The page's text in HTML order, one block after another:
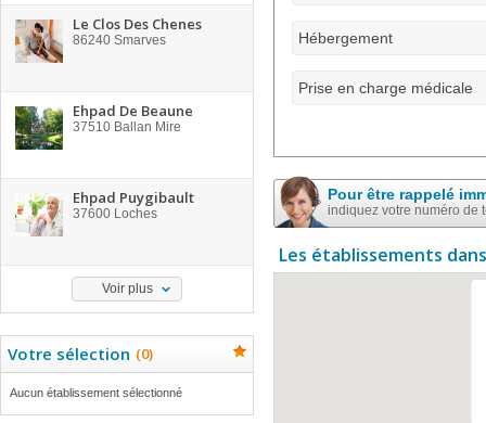
Le Clos Des Chenes
86240 Smarves
Ehpad De Beaune
37510 Ballan Mire
Ehpad Puygibault
37600 Loches
Voir plus
Votre sélection (0)
Aucun établissement sélectionné
Hébergement
Prise en charge médicale
Pour être rappelé
indiquez votre numéro de
Les établissements